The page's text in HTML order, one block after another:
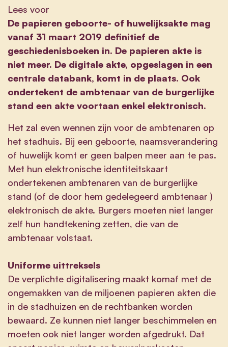
Lees voor
De papieren geboorte- of huwelijksakte mag
vanaf 31 maart 2019 definitief de
geschiedenisboeken in. De papieren akte is
niet meer. De digitale akte, opgeslagen in een
centrale databank, komt in de plaats. Ook
ondertekent de ambtenaar van de burgerlijke
stand een akte voortaan enkel elektronisch.
Het zal even wennen zijn voor de ambtenaren op
het stadhuis. Bij een geboorte, naamsverandering
of huwelijk komt er geen balpen meer aan te pas.
Met hun elektronische identiteitskaart
ondertekenen ambtenaren van de burgerlijke
stand (of de door hem gedelegeerd ambtenaar )
elektronisch de akte. Burgers moeten niet langer
zelf hun handtekening zetten, die van de
ambtenaar volstaat.
Uniforme uittreksels
De verplichte digitalisering maakt komaf met de
ongemakken van de miljoenen papieren akten die
in de stadhuizen en de rechtbanken worden
bewaard. Ze kunnen niet langer beschimmelen en
moeten ook niet langer worden afgedrukt. Dat